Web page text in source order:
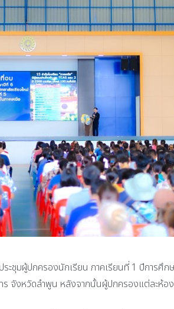
ะชุมผู้ปกครองนักเรียน ภาคเรียนที่ 1 ปีการ
จังหวัดลำพูน หลังจากนั้นผู้ปกครองแต่ละห้อ